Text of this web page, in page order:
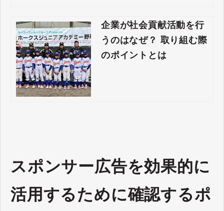
企業が社会貢献活動を行
うのはなぜ？ 取り組む際
のポイントとは
スポンサー広告を効果的に
活用するために確認するポ